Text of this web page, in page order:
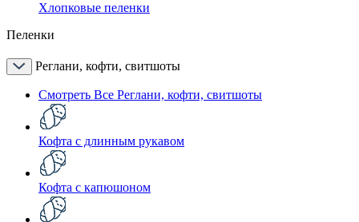
Хлопковые пеленки
Пеленки
Реглани, кофти, свитшоты
Смотреть Все Реглани, кофти, свитшоты
Кофта с длинным рукавом
Кофта с капюшоном